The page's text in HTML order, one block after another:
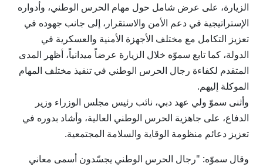
الزيارة، على عرض شامل حول مهام الحرس الوطني، وأدواره
الإستراتيجية في دعم الأمن والاستقرار، إلى جانب جهوده في
تعزيز التكامل مع مختلف الأجهزة الأمنية والعسكرية في
الدولة، كما تابع سموّه خلال الزيارة عرضاً ميدانياً، أظهر المدى
المتقدم لكفاءة رجال الحرس الوطني في تنفيذ مختلف المهام
الموكلة إليهم.
وأثنى سموّ ولي عهد دبي، نائب رئيس مجلس الوزراء وزير
الدفاع، على جاهزية الحرس الوطني العالية، وأشاد بدوره في
تعزيز دعائم منظومة الوقاية والسلامة المجتمعية.
وقال سموّه: "رجال الحرس الوطني يجسّدون أسمى معاني